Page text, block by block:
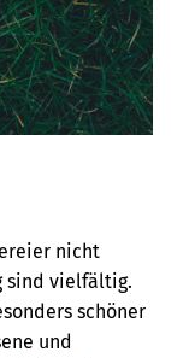
nicht
sind vielfältig.
schöner
und